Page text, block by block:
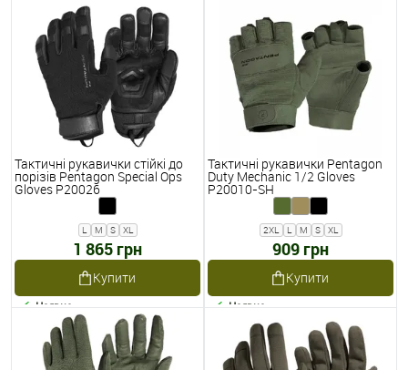
Тактичні рукавички стійкі до
порізів Pentagon Special Ops
Gloves P20026
L M S XL
1 865 грн
Купити
Наявне
Тактичні рукавички Pentagon
Duty Mechanic 1/2 Gloves
P20010-SH
2XL L M S XL
909 грн
Купити
Наявне